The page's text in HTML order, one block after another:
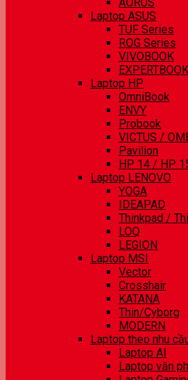
Laptop ASUS
TUF Series
ROG Series
VIVOBOOK
EXPERTBOOK
Laptop HP
OmniBook
ENVY
Probook
VICTUS /
Pavilion
HP 14 / HP
Laptop LENOVO
YOGA
IDEAPAD
Thinkpad /
LOQ
LEGION
Laptop MSI
Vector
Crosshair
KATANA
Thin/Cyborg
MODERN
Laptop theo nhu
Laptop AI
Laptop văn